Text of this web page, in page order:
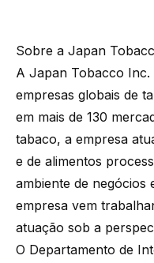
Sobre a Japan
A Japan Tobacco
empresas globais de
em mais de 130
tabaco, a empresa
e de alimentos
ambiente de negócios
empresa vem
atuação sob a
O Departamento de